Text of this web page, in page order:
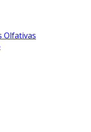
Olfativas